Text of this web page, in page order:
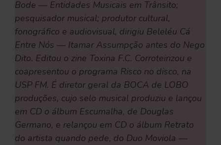
Bode — Entidades Musicais em Trânsito;
pesquisador musical; produtor cultural,
fonográfico e audiovisual, dirigiu Beleléu Cá
Entre Nós — Itamar Assumpção antes do Nego
Dito. Editou o zine Toxina F.C. Corroteirizou e
coapresentou o programa Risco no disco, na
USP FM. É diretor geral da BOCA de LOBO
produções, cujo selo musical produziu e lançou
em CD o álbum Escumalha, de Douglas
Germano, e relançou em CD o álbum Retrato
do artista quando pede, do Duo Moviola —